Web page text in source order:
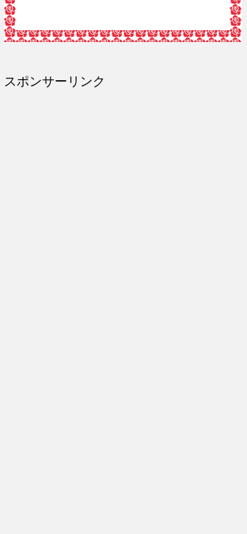
スポンサーリンク